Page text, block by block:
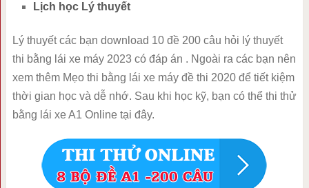
Lịch học Lý thuyết
Lý thuyết các bạn download 10 đề 200 câu hỏi lý thuyết
thi bằng lái xe máy 2023 có đáp án . Ngoài ra các bạn nên
xem thêm Mẹo thi bằng lái xe máy đề thi 2020 để tiết kiệm
thời gian học và dễ nhớ. Sau khi học kỹ, bạn có thể thi thử
bằng lái xe A1 Online tại đây.